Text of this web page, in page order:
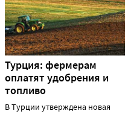
Турция: фермерам
оплатят удобрения и
топливо
В Турции утверждена новая